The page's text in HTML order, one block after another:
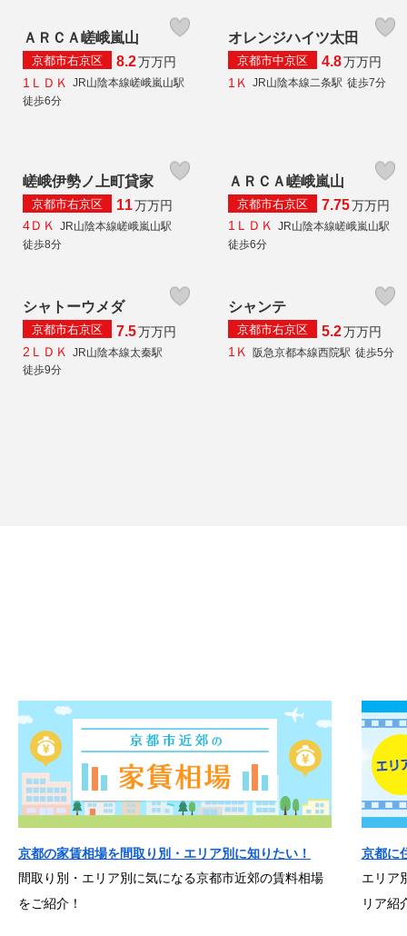
ＡＲＣＡ嵯峨嵐山
京都市右京区 8.2万万円
1ＬＤＫ
JR山陰本線嵯峨嵐山駅
徒歩6分
オレンジハイツ太田
京都市中京区 4.8万万円
1Ｋ
JR山陰本線二条駅 徒歩7分
嵯峨伊勢ノ上町貸家
京都市右京区 11万万円
4ＤＫ JR山陰本線嵯峨嵐山駅
徒歩8分
ＡＲＣＡ嵯峨嵐山
京都市右京区 7.75万万円
1ＬＤＫ JR山陰本線嵯峨嵐山駅
徒歩6分
シャトーウメダ
京都市右京区 7.5万万円
2ＬＤＫ
JR山陰本線太秦駅
徒歩9分
シャンテ
京都市右京区 5.2万万円
1Ｋ
阪急京都本線西院駅 徒歩5分
京都の家賃相場を間取り別・エリア別に知りたい！
間取り別・エリア別に気になる京都市近郊の賃料相場
をご紹介！
京都に
エリア
リア紹